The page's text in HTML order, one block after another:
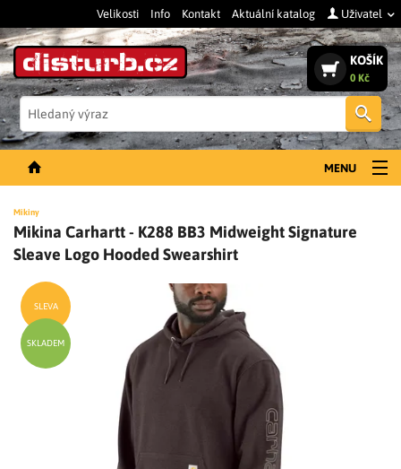
Velikosti Info Kontakt Aktuální katalog Uživatel
KOŠÍK
0 Kč
MENU
PÁNSKÉ OBLEČENÍ
DOPLŇKY
PRACOVNÍ BOTY
SLEVY A VÝPRODEJ
LIMITOVANÉ EDICE
Mikiny
Mikina Carhartt - K288 BB3 Midweight Signature
Sleave Logo Hooded Swearshirt
SLEVA
SKLADEM